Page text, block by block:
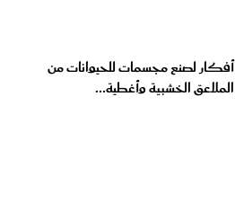
أفكار لصنع مجسمات للحيوانات من
الملاعق الخشبية وأغطية...